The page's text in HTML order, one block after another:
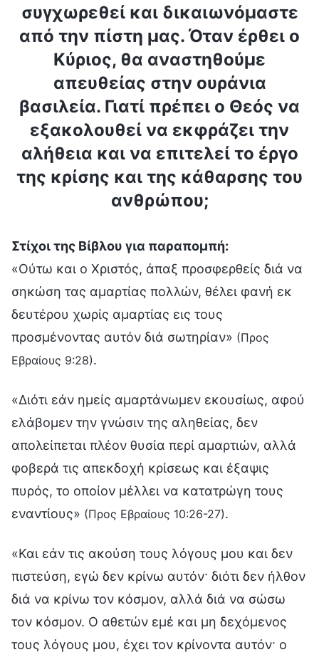
συγχωρεθεί και δικαιωνόμαστε
από την πίστη μας. Όταν έρθει ο
Κύριος, θα αναστηθούμε
απευθείας στην ουράνια
βασιλεία. Γιατί πρέπει ο Θεός να
εξακολουθεί να εκφράζει την
αλήθεια και να επιτελεί το έργο
της κρίσης και της κάθαρσης του
ανθρώπου;
Στίχοι της Βίβλου για παραπομπή:
«Ούτω και ο Χριστός, άπαξ προσφερθείς διά να
σηκώση τας αμαρτίας πολλών, θέλει φανή εκ
δευτέρου χωρίς αμαρτίας εις τους
προσμένοντας αυτόν διά σωτηρίαν» (Προς
Εβραίους 9:28).
«Διότι εάν ημείς αμαρτάνωμεν εκουσίως, αφού
ελάβομεν την γνώσιν της αληθείας, δεν
απολείπεται πλέον θυσία περί αμαρτιών, αλλά
φοβερά τις απεκδοχή κρίσεως και έξαψις
πυρός, το οποίον μέλλει να κατατρώγη τους
εναντίους» (Προς Εβραίους 10:26-27).
«Και εάν τις ακούση τους λόγους μου και δεν
πιστεύση, εγώ δεν κρίνω αυτόν· διότι δεν ήλθον
διά να κρίνω τον κόσμον, αλλά διά να σώσω
τον κόσμον. Ο αθετών εμέ και μη δεχόμενος
τους λόγους μου, έχει τον κρίνοντα αυτόν· ο